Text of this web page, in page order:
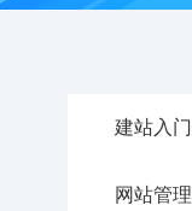
建站入门
网站管理